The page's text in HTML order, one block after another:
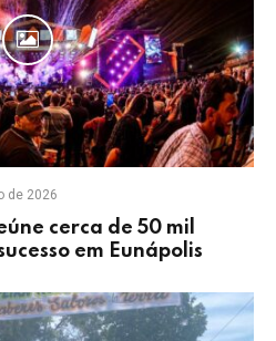
de 2026
cerca de 50 mil
em Eunápolis